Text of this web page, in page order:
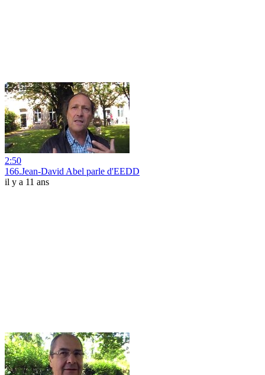
2:50
166.Jean-David Abel parle d'EEDD
il y a 11 ans